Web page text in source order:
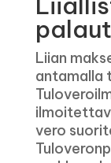
Liian
antamalla
vero